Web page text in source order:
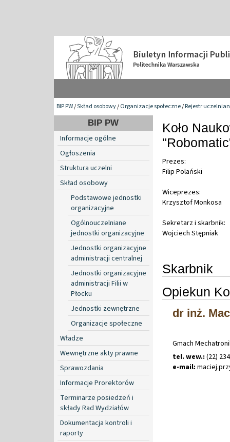
BIP PW/Skład osobowy/Organizacje społeczne/Rejestr
BIP PW
Informacje ogólne
Ogłoszenia
Struktura uczelni
Skład osobowy
Podstawowe jednostki
organizacyjne
Ogólnouczelniane
jednostki organizacyjne
Jednostki organizacyjne
administracji centralnej
Jednostki organizacyjne
administracji Filii w
Płocku
Jednostki zewnętrzne
Organizacje społeczne
Władze
Wewnętrzne akty prawne
Sprawozdania
Informacje Prorektorów
Terminarze posiedzeń i
składy Rad Wydziałów
Dokumentacja kontroli i
raporty
Koło
Prezes:
Filip Polański
Wiceprezes:
Krzysztof Monkosa
Sekretarz i skarbnik:
Wojciech Stępniak
Skarbnik
Opiekun
dr inż.
Gmach
tel. wew.: (22)
e-mail: maciej.